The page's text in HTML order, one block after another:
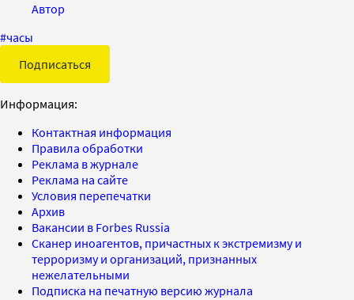
Автор
#часы
Подписаться
Информация:
Контактная информация
Правила обработки
Реклама в журнале
Реклама на сайте
Условия перепечатки
Архив
Вакансии в Forbes Russia
Сканер иноагентов, причастных к экстремизму и
терроризму и организаций, признанных
нежелательными
Подписка на печатную версию журнала